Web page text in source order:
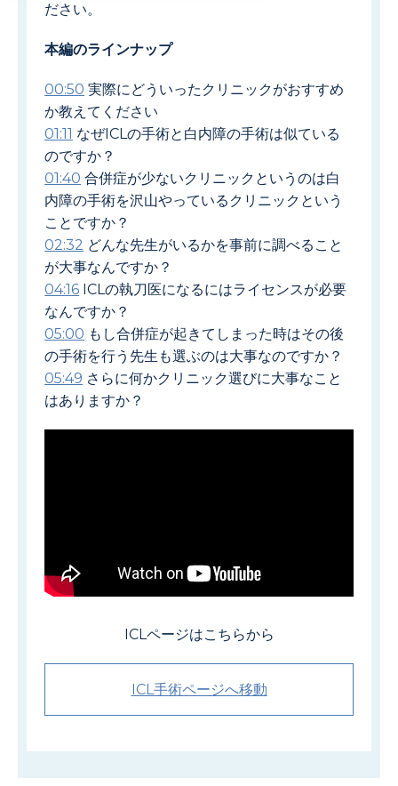
ださい。
本編のラインナップ
00:50 実際にどういったクリニックがおすすめ
か教えてください
01:11 なぜICLの手術と白内障の手術は似ている
のですか？
01:40 合併症が少ないクリニックというのは白
内障の手術を沢山やっているクリニックという
ことですか？
02:32 どんな先生がいるかを事前に調べること
が大事なんですか？
04:16 ICLの執刀医になるにはライセンスが必要
なんですか？
05:00 もし合併症が起きてしまった時はその後
の手術を行う先生も選ぶのは大事なのですか？
05:49 さらに何かクリニック選びに大事なこと
はありますか？
ICLページはこちらから
ICL手術ページへ移動